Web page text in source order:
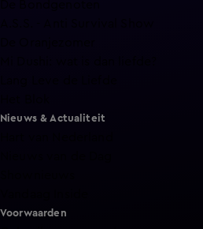
Nieuws & Actualiteit
Voorwaarden